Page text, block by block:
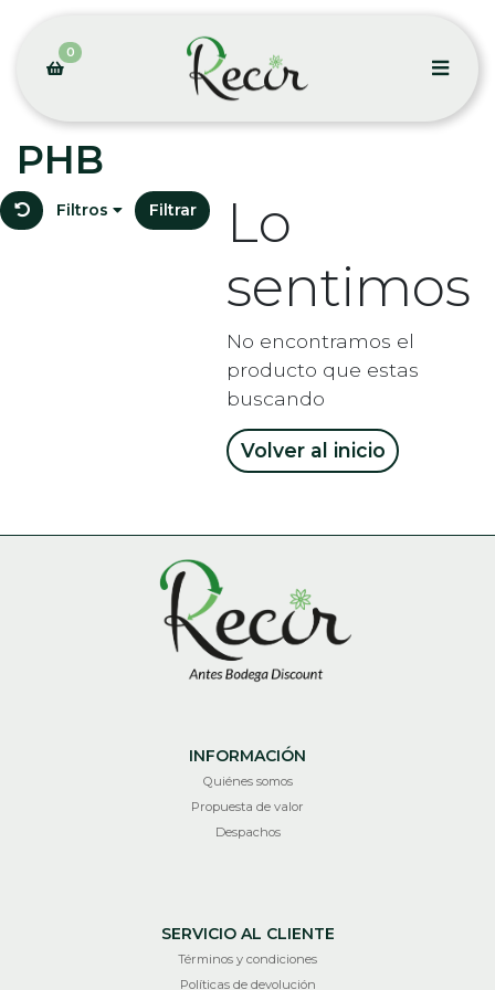
0
PHB
Filtros Filtrar
Lo
sentimos
No encontramos el
producto que estas
buscando
Volver al inicio
INFORMACIÓN
Quiénes somos
Propuesta de valor
Despachos
SERVICIO AL CLIENTE
Términos y condiciones
Políticas de devolución